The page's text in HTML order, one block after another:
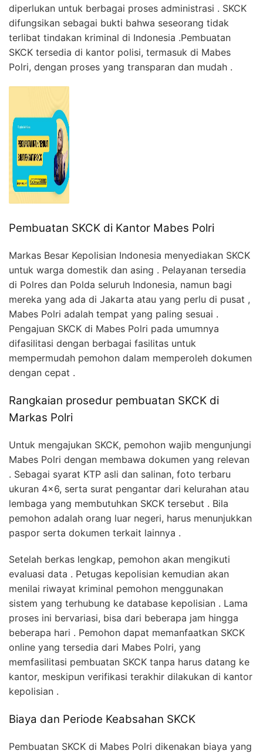
diperlukan untuk berbagai proses administrasi . SKCK
difungsikan sebagai bukti bahwa seseorang tidak
terlibat tindakan kriminal di Indonesia .Pembuatan
SKCK tersedia di kantor polisi, termasuk di Mabes
Polri, dengan proses yang transparan dan mudah .
Pembuatan SKCK di Kantor Mabes Polri
Markas Besar Kepolisian Indonesia menyediakan SKCK
untuk warga domestik dan asing . Pelayanan tersedia
di Polres dan Polda seluruh Indonesia, namun bagi
mereka yang ada di Jakarta atau yang perlu di pusat ,
Mabes Polri adalah tempat yang paling sesuai .
Pengajuan SKCK di Mabes Polri pada umumnya
difasilitasi dengan berbagai fasilitas untuk
mempermudah pemohon dalam memperoleh dokumen
dengan cepat .
Rangkaian prosedur pembuatan SKCK di
Markas Polri
Untuk mengajukan SKCK, pemohon wajib mengunjungi
Mabes Polri dengan membawa dokumen yang relevan
. Sebagai syarat KTP asli dan salinan, foto terbaru
ukuran 4×6, serta surat pengantar dari kelurahan atau
lembaga yang membutuhkan SKCK tersebut . Bila
pemohon adalah orang luar negeri, harus menunjukkan
paspor serta dokumen terkait lainnya .
Setelah berkas lengkap, pemohon akan mengikuti
evaluasi data . Petugas kepolisian kemudian akan
menilai riwayat kriminal pemohon menggunakan
sistem yang terhubung ke database kepolisian . Lama
proses ini bervariasi, bisa dari beberapa jam hingga
beberapa hari . Pemohon dapat memanfaatkan SKCK
online yang tersedia dari Mabes Polri, yang
memfasilitasi pembuatan SKCK tanpa harus datang ke
kantor, meskipun verifikasi terakhir dilakukan di kantor
kepolisian .
Biaya dan Periode Keabsahan SKCK
Pembuatan SKCK di Mabes Polri dikenakan biaya yang